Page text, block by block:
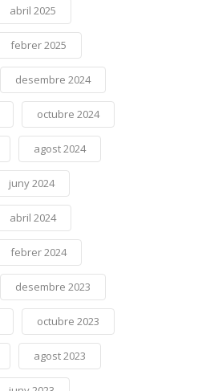
abril 2025
febrer 2025
desembre 2024
octubre 2024
agost 2024
juny 2024
abril 2024
febrer 2024
desembre 2023
octubre 2023
agost 2023